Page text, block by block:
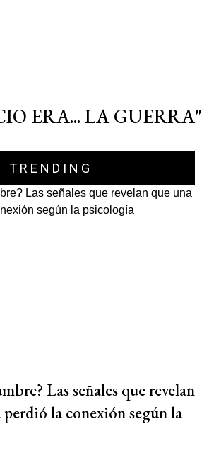
ERA... LA GUERRA"
TRENDING
Las señales que revelan
perdió la conexión según la